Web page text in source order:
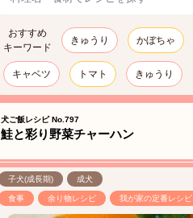
おすすめ
キーワード
きゅうり かぼちゃ
キャベツ トマト きゅうり
犬ご飯レシピ No.797
鮭と彩り野菜チャーハン
子犬(成長期) 成犬
食事 余り物レシピ 我が家の定番レシピ